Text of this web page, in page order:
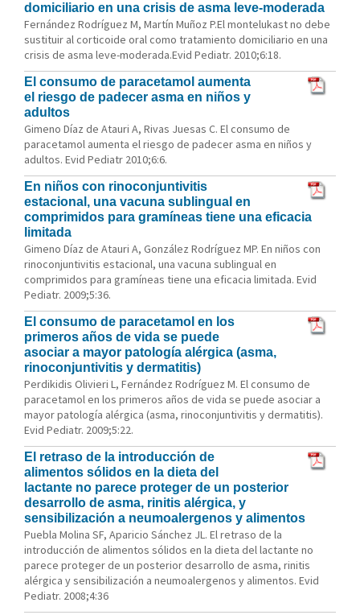
domiciliario en una crisis de asma leve-moderada
Fernández Rodríguez M, Martín Muñoz P.El montelukast no debe
sustituir al corticoide oral como tratamiento domiciliario en una
crisis de asma leve-moderada.Evid Pediatr. 2010;6:18.
El consumo de paracetamol aumenta
el riesgo de padecer asma en niños y
adultos
Gimeno Díaz de Atauri A, Rivas Juesas C. El consumo de
paracetamol aumenta el riesgo de padecer asma en niños y
adultos. Evid Pediatr 2010;6:6.
En niños con rinoconjuntivitis
estacional, una vacuna sublingual en
comprimidos para gramíneas tiene una eficacia
limitada
Gimeno Díaz de Atauri A, González Rodríguez MP. En niños con
rinoconjuntivitis estacional, una vacuna sublingual en
comprimidos para gramíneas tiene una eficacia limitada. Evid
Pediatr. 2009;5:36.
El consumo de paracetamol en los
primeros años de vida se puede
asociar a mayor patología alérgica (asma,
rinoconjuntivitis y dermatitis)
Perdikidis Olivieri L, Fernández Rodríguez M. El consumo de
paracetamol en los primeros años de vida se puede asociar a
mayor patología alérgica (asma, rinoconjuntivitis y dermatitis).
Evid Pediatr. 2009;5:22.
El retraso de la introducción de
alimentos sólidos en la dieta del
lactante no parece proteger de un posterior
desarrollo de asma, rinitis alérgica, y
sensibilización a neumoalergenos y alimentos
Puebla Molina SF, Aparicio Sánchez JL. El retraso de la
introducción de alimentos sólidos en la dieta del lactante no
parece proteger de un posterior desarrollo de asma, rinitis
alérgica y sensibilización a neumoalergenos y alimentos. Evid
Pediatr. 2008;4:36